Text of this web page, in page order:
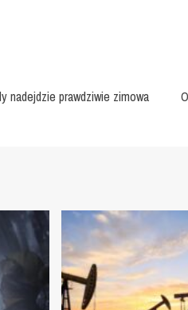
nadejdzie prawdziwie zimowa